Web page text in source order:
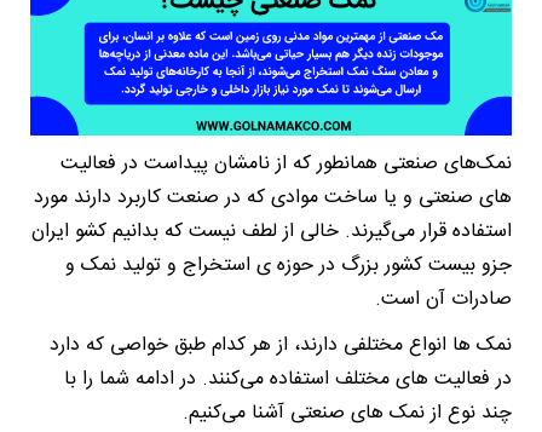
نمک‌های صنعتی همانطور که از نامشان پیداست در فعالیت
های صنعتی و یا ساخت موادی که در صنعت کاربرد دارند مورد
استفاده قرار می‌گیرند. خالی از لطف نیست که بدانیم کشو ایران
جزو بیست کشور بزرگ در حوزه ی استخراج و تولید نمک و
صادرات آن است.
نمک ها انواع مختلفی دارند، از هر کدام طبق خواصی که دارد
در فعالیت های مختلف استفاده می‌کنند. در ادامه شما را با
چند نوع از نمک های صنعتی آشنا می‌کنیم.